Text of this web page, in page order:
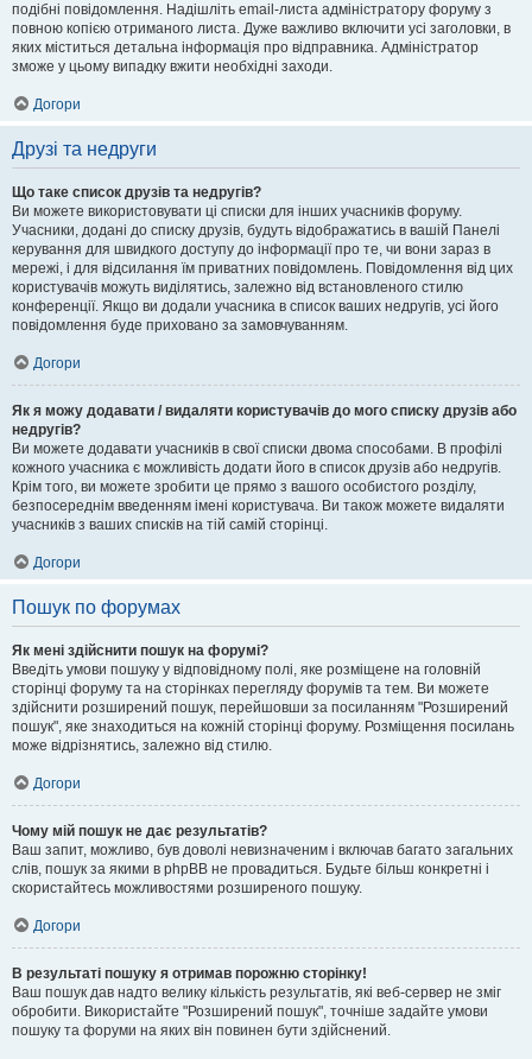
подібні повідомлення. Надішліть email-листа адміністратору форуму з
повною копією отриманого листа. Дуже важливо включити усі заголовки, в
яких міститься детальна інформація про відправника. Адміністратор
зможе у цьому випадку вжити необхідні заходи.
Догори
Друзі та недруги
Що таке список друзів та недругів?
Ви можете використовувати ці списки для інших учасників форуму.
Учасники, додані до списку друзів, будуть відображатись в вашій Панелі
керування для швидкого доступу до інформації про те, чи вони зараз в
мережі, і для відсилання їм приватних повідомлень. Повідомлення від цих
користувачів можуть виділятись, залежно від встановленого стилю
конференції. Якщо ви додали учасника в список ваших недругів, усі його
повідомлення буде приховано за замовчуванням.
Догори
Як я можу додавати / видаляти користувачів до мого списку друзів або
недругів?
Ви можете додавати учасників в свої списки двома способами. В профілі
кожного учасника є можливість додати його в список друзів або недругів.
Крім того, ви можете зробити це прямо з вашого особистого розділу,
безпосереднім введенням імені користувача. Ви також можете видаляти
учасників з ваших списків на тій самій сторінці.
Догори
Пошук по форумах
Як мені здійснити пошук на форумі?
Введіть умови пошуку у відповідному полі, яке розміщене на головній
сторінці форуму та на сторінках перегляду форумів та тем. Ви можете
здійснити розширений пошук, перейшовши за посиланням "Розширений
пошук", яке знаходиться на кожній сторінці форуму. Розміщення посилань
може відрізнятись, залежно від стилю.
Догори
Чому мій пошук не дає результатів?
Ваш запит, можливо, був доволі невизначеним і включав багато загальних
слів, пошук за якими в phpBB не провадиться. Будьте більш конкретні і
скористайтесь можливостями розширеного пошуку.
Догори
В результаті пошуку я отримав порожню сторінку!
Ваш пошук дав надто велику кількість результатів, які веб-сервер не зміг
обробити. Використайте "Розширений пошук", точніше задайте умови
пошуку та форуми на яких він повинен бути здійснений.